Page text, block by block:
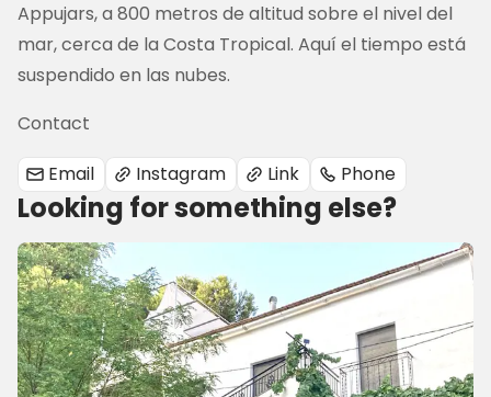
Appujars, a 800 metros de altitud sobre el nivel del
mar, cerca de la Costa Tropical. Aquí el tiempo está
suspendido en las nubes.
Contact
Email
Instagram Link Phone
Looking for something else?